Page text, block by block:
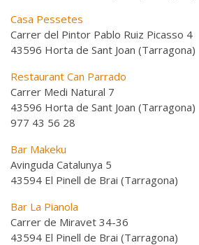
Casa Pessetes
Carrer del Pintor Pablo Ruiz Picasso 4
43596 Horta de Sant Joan (Tarragona)
Restaurant Can Parrado
Carrer Medi Natural 7
43596 Horta de Sant Joan (Tarragona)
977 43 56 28
Bar Makeku
Avinguda Catalunya 5
43594 El Pinell de Brai (Tarragona)
Bar La Pianola
Carrer de Miravet 34-36
43594 El Pinell de Brai (Tarragona)